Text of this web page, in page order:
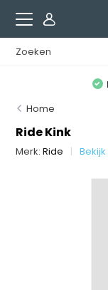
Home
Ride Kink
Merk:Ride